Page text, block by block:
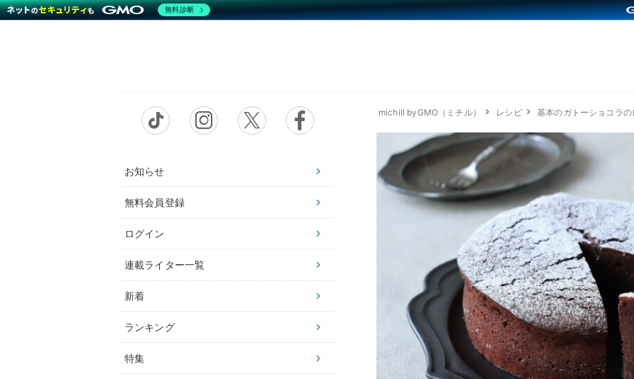
お知らせ
無料会員登録
ログイン
連載ライター一覧
新着
ランキング
特集
michill byGMO（ミチル） レシピ 基本のガトーショコラの
無料診断